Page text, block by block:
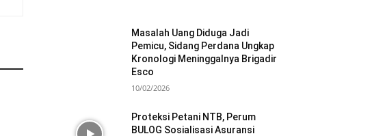
Masalah Uang Diduga Jadi
Pemicu, Sidang Perdana Ungkap
Kronologi Meninggalnya Brigadir
Esco
10/02/2026
Proteksi Petani NTB, Perum
BULOG Sosialisasi Asuransi